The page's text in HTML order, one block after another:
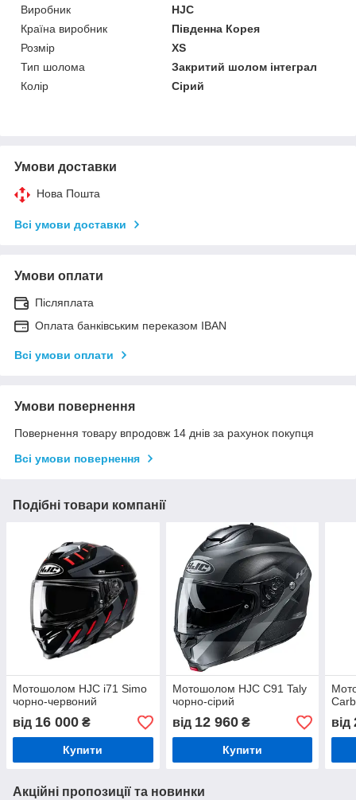
Виробник
HJC
Країна виробник
Південна Корея
Розмір
XS
Тип шолома
Закритий шолом інтеграл
Колір
Сірий
Умови доставки
Нова Пошта
Всі умови доставки
Умови оплати
Післяплата
Оплата банківським переказом IBAN
Всі умови оплати
Умови повернення
Повернення товару впродовж 14 днів за рахунок покупця
Всі умови повернення
Подібні товари компанії
Мотошолом HJC i71 Simo
чорно-червоний
від 16 000 ₴
Купити
Мотошолом HJC C91 Taly
чорно-сірий
від 12 960₴
Купити
від
Акційні пропозиції та новинки